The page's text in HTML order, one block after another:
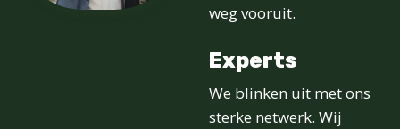
weg vooruit.
Experts
We blinken uit met ons
sterke netwerk. Wij